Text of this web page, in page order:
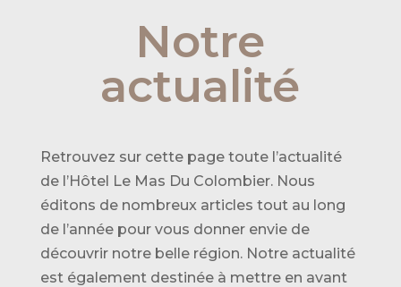
Notre
actualité
Retrouvez sur cette page toute l’actualité
de l’Hôtel Le Mas Du Colombier. Nous
éditons de nombreux articles tout au long
de l’année pour vous donner envie de
découvrir notre belle région. Notre actualité
est également destinée à mettre en avant